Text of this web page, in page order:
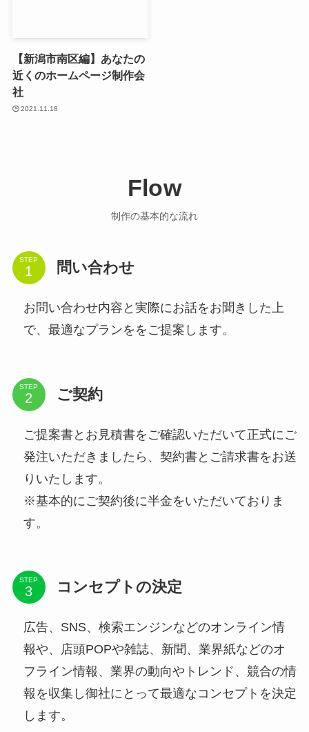
【新潟市南区編】あなたの
近くのホームページ制作会
社
2021.11.18
Flow
制作の基本的な流れ
STEP 問い合わせ
お問い合わせ内容と実際にお話をお聞きした上
で、最適なプランををご提案します。
STEP ご契約
ご提案書とお見積書をご確認いただいて正式にご
発注いただきましたら、契約書とご請求書をお送
りいたします。
※基本的にご契約後に半金をいただいておりま
す。
STEP コンセプトの決定
広告、SNS、検索エンジンなどのオンライン情
報や、店頭POPや雑誌、新聞、業界紙などのオ
フライン情報、業界の動向やトレンド、競合の情
報を収集し御社にとって最適なコンセプトを決定
します。